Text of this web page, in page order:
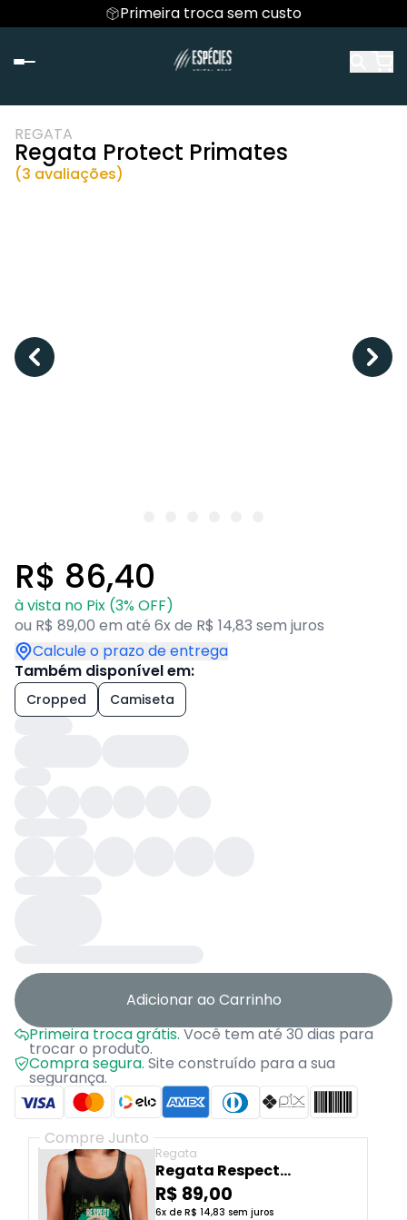
Primeira troca sem custo
REGATA
Regata Protect Primates
(3 avaliações)
R$ 86,40
à vista no Pix (3% OFF)
ou R$ 89,00 em até 6x de R$ 14,83 sem juros
Calcule o prazo de entrega
Também disponível em:
Cropped Camiseta
Adicionar ao Carrinho
Primeira troca grátis.Você tem até 30 dias para
trocar o produto.
Compra segura. Site construído para a sua
segurança.
Compre Junto
Regata
Regata Respect
Primates
R$ 89,00
6x de R$ 14,83 sem juros